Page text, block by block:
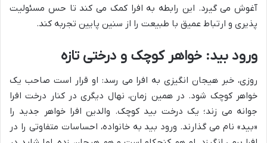
آغوش می گیرد. این رابطه به افرا کمک می کند تا حس مسئولیت
پذیری و ارتباط عمیق با طبیعت را از سنین پایین تجربه کند.
ورود بید: خواهر کوچک و درختی تازه
روزی، خبر هیجان انگیزی به افرا می رسد: او قرار است صاحب یک
خواهر کوچک شود. در همین زمان، نهال دیگری در کنار درخت افرا
جوانه می زند؛ یک درخت بید کوچک. والدین افرا خواهر جدید را
«بید» نام می گذارند. ورود بید به خانواده، احساسات متفاوتی را در